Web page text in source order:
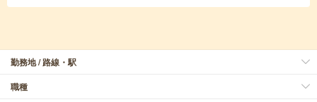
勤務地 / 路線・駅
職種